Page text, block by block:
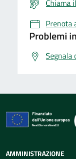
Chiama
Prenota
Problemi
Segnala
AMMINISTRAZIONE